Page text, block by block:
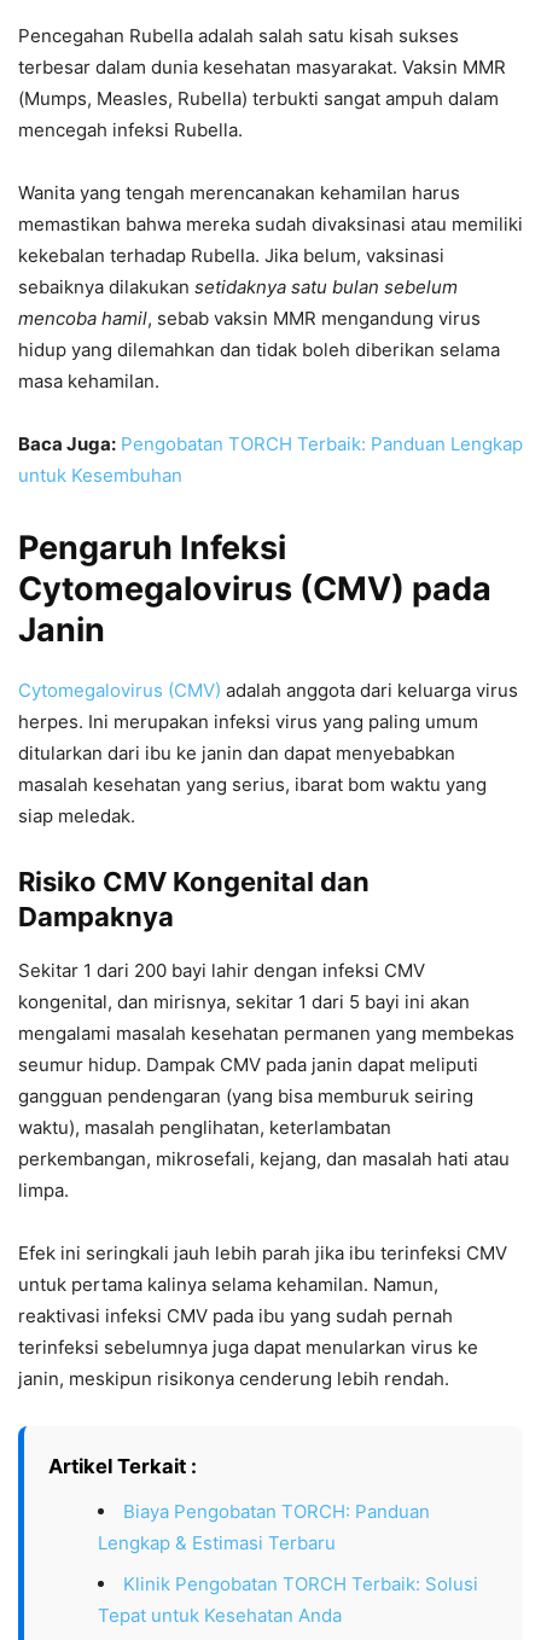
Pencegahan Rubella adalah salah satu kisah sukses
terbesar dalam dunia kesehatan masyarakat. Vaksin MMR
(Mumps, Measles, Rubella) terbukti sangat ampuh dalam
mencegah infeksi Rubella.
Wanita yang tengah merencanakan kehamilan harus
memastikan bahwa mereka sudah divaksinasi atau memiliki
kekebalan terhadap Rubella. Jika belum, vaksinasi
sebaiknya dilakukan setidaknya satu bulan sebelum
mencoba hamil, sebab vaksin MMR mengandung virus
hidup yang dilemahkan dan tidak boleh diberikan selama
masa kehamilan.
Baca Juga: Pengobatan TORCH Terbaik: Panduan Lengkap
untuk Kesembuhan
Pengaruh Infeksi
Cytomegalovirus (CMV) pada
Janin
Cytomegalovirus (CMV) adalah anggota dari keluarga virus
herpes. Ini merupakan infeksi virus yang paling umum
ditularkan dari ibu ke janin dan dapat menyebabkan
masalah kesehatan yang serius, ibarat bom waktu yang
siap meledak.
Risiko CMV Kongenital dan
Dampaknya
Sekitar 1 dari 200 bayi lahir dengan infeksi CMV
kongenital, dan mirisnya, sekitar 1 dari 5 bayi ini akan
mengalami masalah kesehatan permanen yang membekas
seumur hidup. Dampak CMV pada janin dapat meliputi
gangguan pendengaran (yang bisa memburuk seiring
waktu), masalah penglihatan, keterlambatan
perkembangan, mikrosefali, kejang, dan masalah hati atau
limpa.
Efek ini seringkali jauh lebih parah jika ibu terinfeksi CMV
untuk pertama kalinya selama kehamilan. Namun,
reaktivasi infeksi CMV pada ibu yang sudah pernah
terinfeksi sebelumnya juga dapat menularkan virus ke
janin, meskipun risikonya cenderung lebih rendah.
Artikel Terkait :
Biaya Pengobatan TORCH: Panduan
Lengkap & Estimasi Terbaru
Klinik Pengobatan TORCH Terbaik: Solusi
Tepat untuk Kesehatan Anda